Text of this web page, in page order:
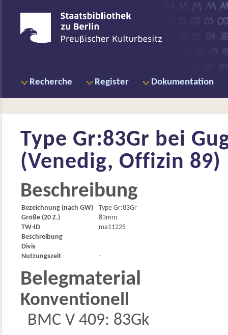
Recherche Register Dokumentation
Type Gr:83Gr bei
(Venedig, Offizin 89)
Beschreibung
Bezeichnung (nach GW)
Type Gr:83Gr
Größe (20 Z.)
83mm
TW-ID
ma11225
Beschreibung
Divis
Nutzungszeit
-
Belegmaterial
Konventionell
BMC V 409: 83Gk